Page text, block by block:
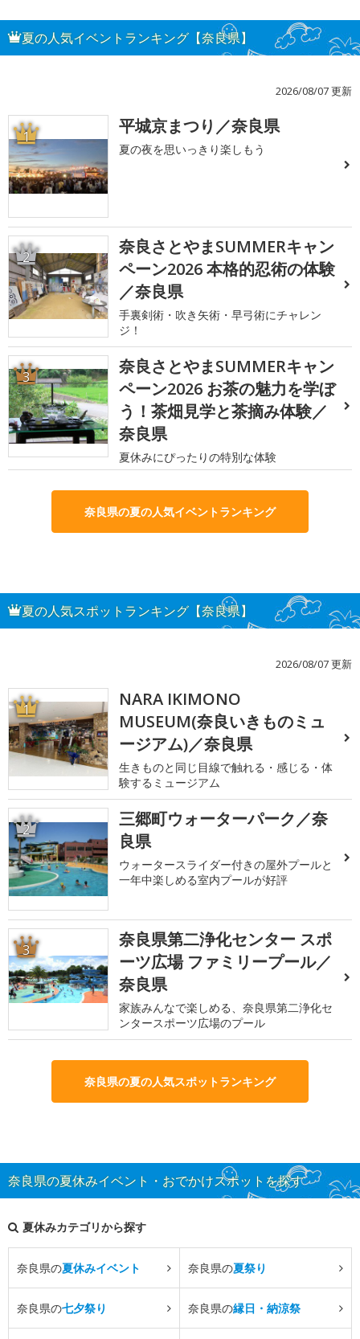
夏の人気イベントランキング【奈良県】
2026/08/07 更新
1 平城京まつり／奈良県
夏の夜を思いっきり楽しもう
2
奈良さとやまSUMMERキャン
ペーン2026 本格的忍術の体験
／奈良県
手裏剣術・吹き矢術・早弓術にチャレン
ジ！
3
奈良さとやまSUMMERキャン
ペーン2026 お茶の魅力を学ぼ
う！茶畑見学と茶摘み体験／
奈良県
夏休みにぴったりの特別な体験
奈良県の夏の人気イベントランキング
夏の人気スポットランキング【奈良県】
2026/08/07 更新
1
NARA IKIMONO
MUSEUM(奈良いきものミュ
ージアム)／奈良県
生きものと同じ目線で触れる・感じる・体
験するミュージアム
2
三郷町ウォーターパーク／奈
良県
ウォータースライダー付きの屋外プールと
一年中楽しめる室内プールが好評
3
奈良県第二浄化センター スポ
ーツ広場 ファミリープール／
奈良県
家族みんなで楽しめる、奈良県第二浄化セ
ンタースポーツ広場のプール
奈良県の夏の人気スポットランキング
奈良県の夏休みイベント・おでかけスポットを探す
夏休みカテゴリから探す
奈良県の夏休みイベント 奈良県の夏祭り
奈良県の七夕祭り 奈良県の縁日・納涼祭